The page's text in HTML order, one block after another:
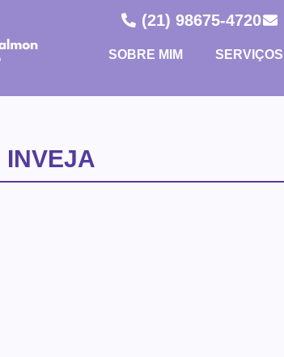
(21) 98675-4720
SOBRE MIM SERVIÇOS
INVEJA